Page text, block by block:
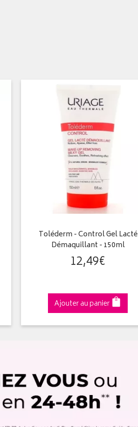
Toléderm - Control Gel Lacté
Démaquillant - 150ml
12,49€
Ajouter au panier